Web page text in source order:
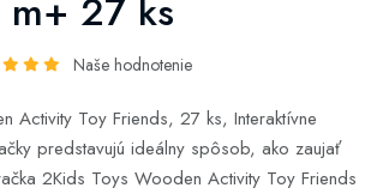
m+ 27 ks
Naše hodnotenie
Activity Toy Friends, 27 ks, Interaktívne
predstavujú ideálny spôsob, ako zaujať
2Kids Toys Wooden Activity Toy Friends